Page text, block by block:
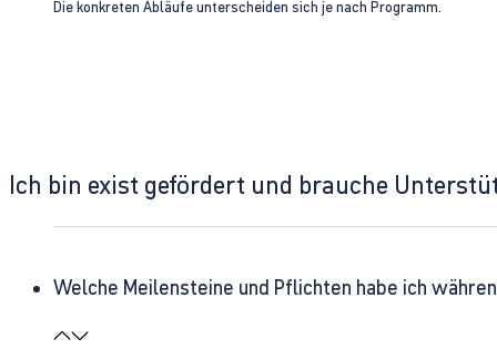
Die konkreten Abläufe unterscheiden sich je nach Programm.
Ich bin exist gefördert und brauche
Welche Meilensteine und Pflichten habe ich